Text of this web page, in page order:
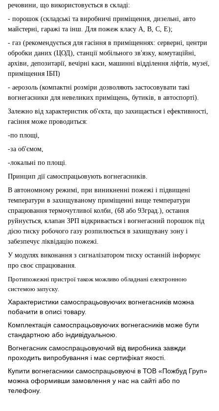
речовини, що використовується в складі:
- порошок (складські та виробничі приміщення, дизельні, авто
майстерні, гаражі та інш. Для пожеж класу А, B, C, E);
- газ (рекомендується для гасіння в приміщеннях: серверні, центри
обробки даних (ЦОД), станції мобільного зв'язку, комутаційні,
архіви, депозитарії, вечірні каси, машинні відділення ліфтів, музеї,
приміщення ІБП)
- аерозоль (компактні розміри дозволяють застосовувати такі
вогнегасники для невеликих приміщень, бутиків, в автоспорті).
Залежно від характеристик об'єкта, що захищається і ефективності,
гасіння може проводиться:
-по площі,
-за об'ємом,
-локальні по площі.
Принцип дії самоспрацьовують вогнегасників
В автономному режимі, при виникненні пожежі і підвищені
температури в захищуваному приміщенні вище температури
спрацювання термочутливої колби, (68 або 93град.), остання
руйнується, клапан ЗРП відкривається і вогнегасний порошок під
дією тиску робочого газу розпилюється в захищувану зону і
забезпечує ліквідацію пожежі.
У модулях виконання з сигналізатором тиску останній інформує
про своє спрацювання.
Протипожежні пристрої також можливо обладнані електронною
системою запуску.
Характеристики самоспрацьовуючих вогнегасників можна
побачити в описі товару.
Комплектація самоспрацьовуючих вогнегасників може бути
стандартною або індивідуальною.
Вогнегасник самоспрацьовуючий від виробника завжди
проходить випробування і має сертифікат якості.
Купити вогнегасники самоспрацьовуючі в ТОВ «Пожбуд Груп»
можна оформивши замовлення у нас на сайті або по
телефону.